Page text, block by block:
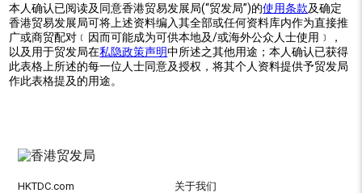
本人确认已阅读及同意香港贸易发展局(“贸发局”)的使用条款及确定
香港贸易发展局可将上述资料编入其全部或任何资料库内作为直接推
广或商贸配对﹝因而可能成为可供本地及/或海外公众人士使用﹞，
以及用于贸发局在私隐政策声明中所述之其他用途；本人确认已获得
此表格上所述的每一位人士同意及授权，将其个人资料提供予贸发局
作此表格提及的用途。
HKTDC.com 关于我们